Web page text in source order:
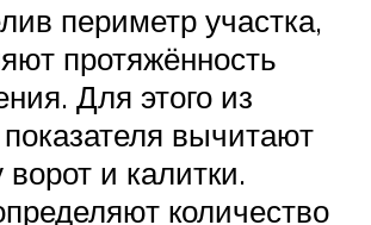
периметр участка,
протяжённость
Для этого из
вычитают
и калитки.
количество